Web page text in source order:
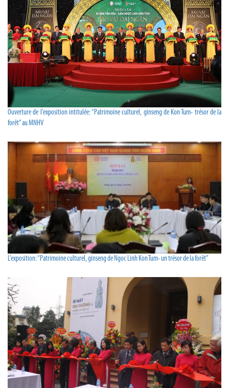
Ouverture de l’exposition intitulée: “Patrimoine culturel, ginseng de Kon Tum- trésor de la
forêt” au MNHV
L’exposition: “Patrimoine culturel, ginseng de Ngoc Linh Kon Tum- un trésor de la forêt”